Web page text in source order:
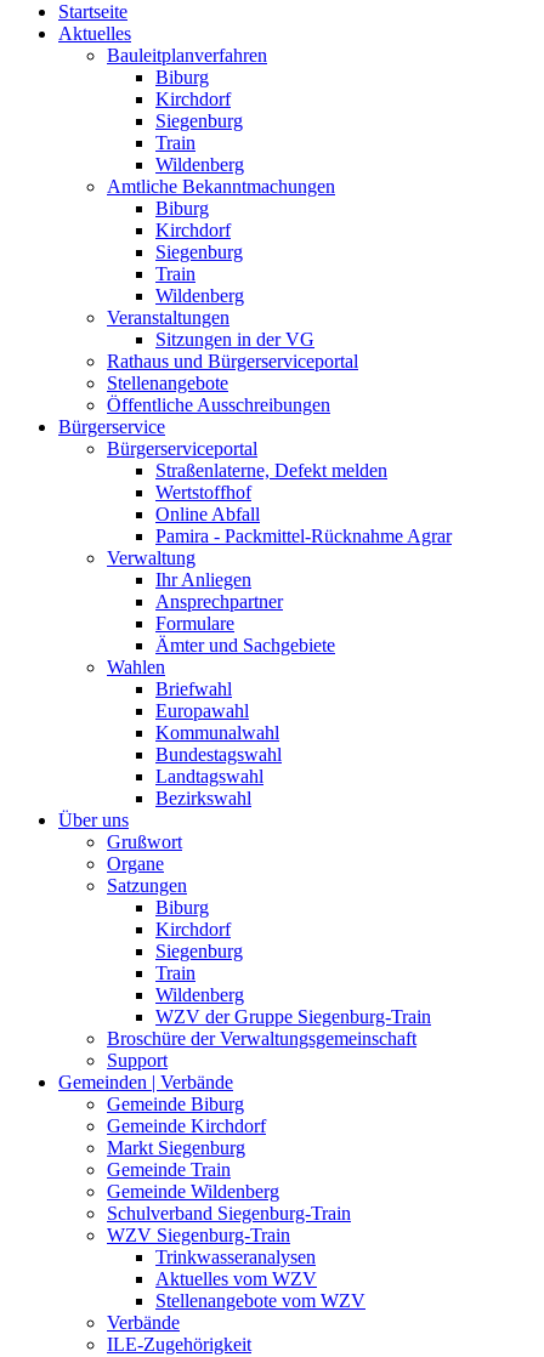
Startseite
Aktuelles
Bauleitplanverfahren
Biburg
Kirchdorf
Siegenburg
Train
Wildenberg
Amtliche Bekanntmachungen
Biburg
Kirchdorf
Siegenburg
Train
Wildenberg
Veranstaltungen
Sitzungen in der VG
Rathaus und Bürgerserviceportal
Stellenangebote
Öffentliche Ausschreibungen
Bürgerservice
Bürgerserviceportal
Straßenlaterne, Defekt melden
Wertstoffhof
Online Abfall
Pamira - Packmittel-Rücknahme Agrar
Verwaltung
Ihr Anliegen
Ansprechpartner
Formulare
Ämter und Sachgebiete
Wahlen
Briefwahl
Europawahl
Kommunalwahl
Bundestagswahl
Landtagswahl
Bezirkswahl
Über uns
Grußwort
Organe
Satzungen
Biburg
Kirchdorf
Siegenburg
Train
Wildenberg
WZV der Gruppe Siegenburg-Train
Broschüre der Verwaltungsgemeinschaft
Support
Gemeinden | Verbände
Gemeinde Biburg
Gemeinde Kirchdorf
Markt Siegenburg
Gemeinde Train
Gemeinde Wildenberg
Schulverband Siegenburg-Train
WZV Siegenburg-Train
Trinkwasseranalysen
Aktuelles vom WZV
Stellenangebote vom WZV
Verbände
ILE-Zugehörigkeit